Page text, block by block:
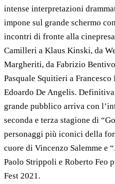
intense interpretazioni
impone sul grande schermo
incontri di fronte alla
Camilleri a Klaus Kinski, da
Margheriti, da Fabrizio
Pasquale Squitieri a
Edoardo De Angelis.
grande pubblico arriva con
seconda e terza stagione di
personaggi più iconici della
cuore di Vincenzo Salemme e
Paolo Strippoli e Roberto Feo
Fest 2021.